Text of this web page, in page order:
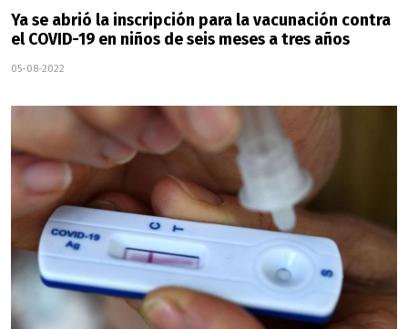
Ya se abrió la inscripción para la vacunación contra
el COVID-19 en niños de seis meses a tres años
05-08-2022